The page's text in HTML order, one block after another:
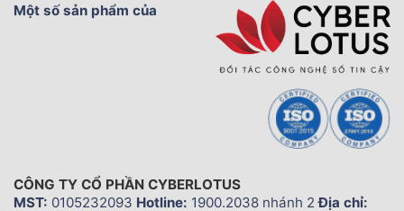
Một số sản phẩm của
CÔNG TY CỔ PHẦN CYBERLOTUS
MST: 0105232093 Hotline: 1900.2038 nhánh 2Địa chỉ: